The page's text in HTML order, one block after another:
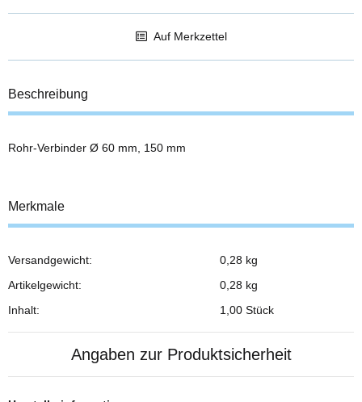
Auf Merkzettel
Beschreibung
Rohr-Verbinder Ø 60 mm, 150 mm
Merkmale
Produkteigenschaft
Wert
Versandgewicht:
0,28 kg
Artikelgewicht:
0,28 kg
Inhalt:
1,00 Stück
Angaben zur Produktsicherheit